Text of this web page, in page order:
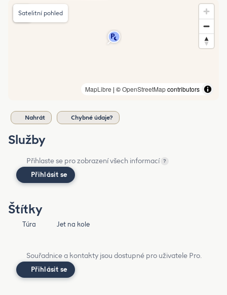
MapLibre | ©OpenStreetMapcontributors
Satelitní pohled
Nahrát Chybné údaje?
Služby
Přihlaste se pro zobrazení všech informací ?
Přihlásit se
Štítky
Túra Jet na kole
Souřadnice a kontakty jsou dostupné pro uživatele Pro.
Přihlásit se